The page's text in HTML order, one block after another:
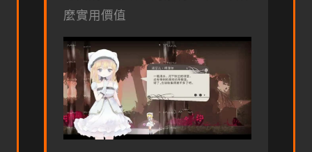
麼實用價值